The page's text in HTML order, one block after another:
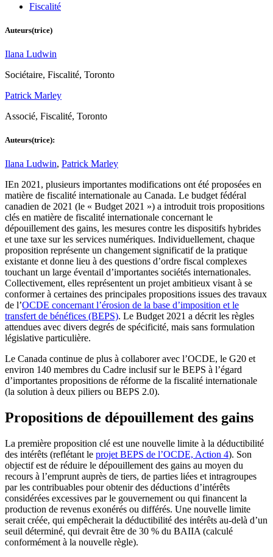
Fiscalité
Auteurs(trice)
Ilana Ludwin
Sociétaire, Fiscalité, Toronto
Patrick Marley
Associé, Fiscalité, Toronto
Auteurs(trice):
Ilana Ludwin, Patrick Marley
IEn 2021, plusieurs importantes modifications ont été proposées en
matière de fiscalité internationale au Canada. Le budget fédéral
canadien de 2021 (le « Budget 2021 ») a introduit trois propositions
clés en matière de fiscalité internationale concernant le
dépouillement des gains, les mesures contre les dispositifs hybrides
et une taxe sur les services numériques. Individuellement, chaque
proposition représente un changement significatif de la pratique
existante et donne lieu à des questions d’ordre fiscal complexes
touchant un large éventail d’importantes sociétés internationales.
Collectivement, elles représentent un projet ambitieux visant à se
conformer à certaines des principales propositions issues des travaux
de l’OCDE concernant l’érosion de la base d’imposition et le
transfert de bénéfices (BEPS). Le Budget 2021 a décrit les règles
attendues avec divers degrés de spécificité, mais sans formulation
législative particulière.
Le Canada continue de plus à collaborer avec l’OCDE, le G20 et
environ 140 membres du Cadre inclusif sur le BEPS à l’égard
d’importantes propositions de réforme de la fiscalité internationale
(la solution à deux piliers ou BEPS 2.0).
Propositions de dépouillement des gains
La première proposition clé est une nouvelle limite à la déductibilité
des intérêts (reflétant le projet BEPS de l’OCDE, Action 4). Son
objectif est de réduire le dépouillement des gains au moyen du
recours à l’emprunt auprès de tiers, de parties liées et intragroupes
par les contribuables pour obtenir des déductions d’intérêts
considérées excessives par le gouvernement ou qui financent la
production de revenus exonérés ou différés. Une nouvelle limite
serait créée, qui empêcherait la déductibilité des intérêts au-delà d’un
seuil déterminé, qui devrait être de 30 % du BAIIA (calculé
conformément à la nouvelle règle).